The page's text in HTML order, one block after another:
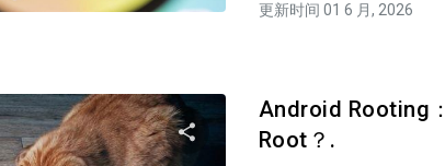
更新时间 01 6 月, 2026
Android Rooting
Root？.